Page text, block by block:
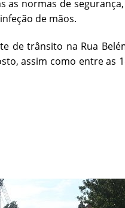
normas de
de mãos.
de trânsito na Rua
assim como entre as